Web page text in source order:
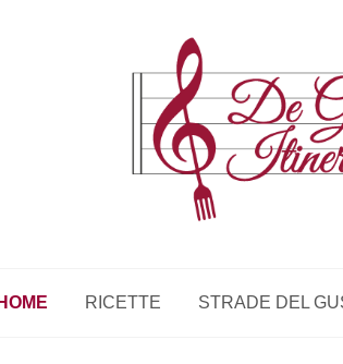
HOME RICETTE STRADE DEL